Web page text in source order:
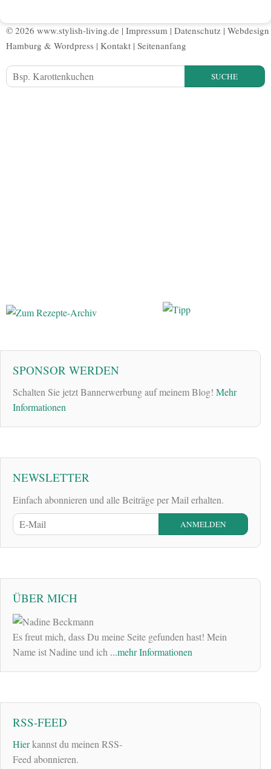
© 2026 www.stylish-living.de | Impressum | Datenschutz | Webdesign
Hamburg & Wordpress | Kontakt | Seitenanfang
SUCHE
SPONSOR WERDEN
Schalten Sie jetzt Bannerwerbung auf meinem Blog! Mehr
Informationen
NEWSLETTER
Einfach abonnieren und alle Beiträge per Mail erhalten.
ÜBER MICH
Es freut mich, dass Du meine Seite gefunden hast! Mein
Name ist Nadine und ich ...mehr Informationen
RSS-FEED
Hierkannst du meinen RSS-
Feed abonnieren.